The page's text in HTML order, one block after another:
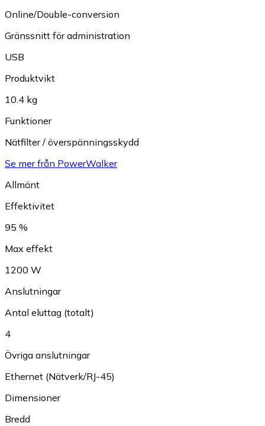
Online/Double-conversion
Gränssnitt för administration
USB
Produktvikt
10.4 kg
Funktioner
Nätfilter / överspänningsskydd
Se mer från PowerWalker
Allmänt
Effektivitet
95 %
Max effekt
1200 W
Anslutningar
Antal eluttag (totalt)
4
Övriga anslutningar
Ethernet (Nätverk/RJ-45)
Dimensioner
Bredd